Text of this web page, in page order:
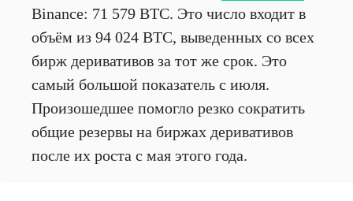
Binance: 71 579 BTC. Это число входит в
объём из 94 024 BTC, выведенных со всех
бирж деривативов за тот же срок. Это
самый большой показатель с июля.
Произошедшее помогло резко сократить
общие резервы на биржах деривативов
после их роста с мая этого года.